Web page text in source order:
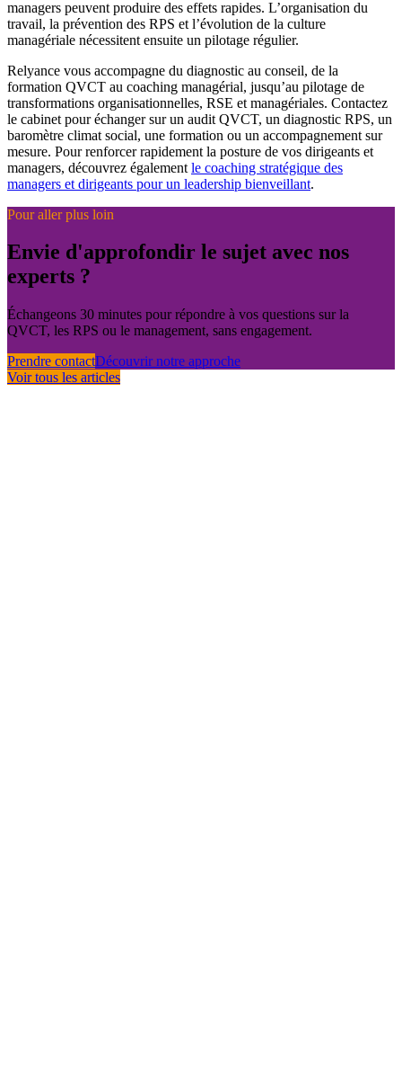
managers peuvent produire des effets rapides. L’organisation du
travail, la prévention des RPS et l’évolution de la culture
managériale nécessitent ensuite un pilotage régulier.
Relyance vous accompagne du diagnostic au conseil, de la
formation QVCT au coaching managérial, jusqu’au pilotage de
transformations organisationnelles, RSE et managériales. Contactez
le cabinet pour échanger sur un audit QVCT, un diagnostic RPS, un
baromètre climat social, une formation ou un accompagnement sur
mesure. Pour renforcer rapidement la posture de vos dirigeants et
managers, découvrez également le coaching stratégique des
managers et dirigeants pour un leadership bienveillant.
Pour aller plus loin
Envie d'approfondir le sujet avec nos
experts ?
Échangeons 30 minutes pour répondre à vos questions sur la
QVCT, les RPS ou le management, sans engagement.
Prendre contactDécouvrir notre approche
Voir tous les articles